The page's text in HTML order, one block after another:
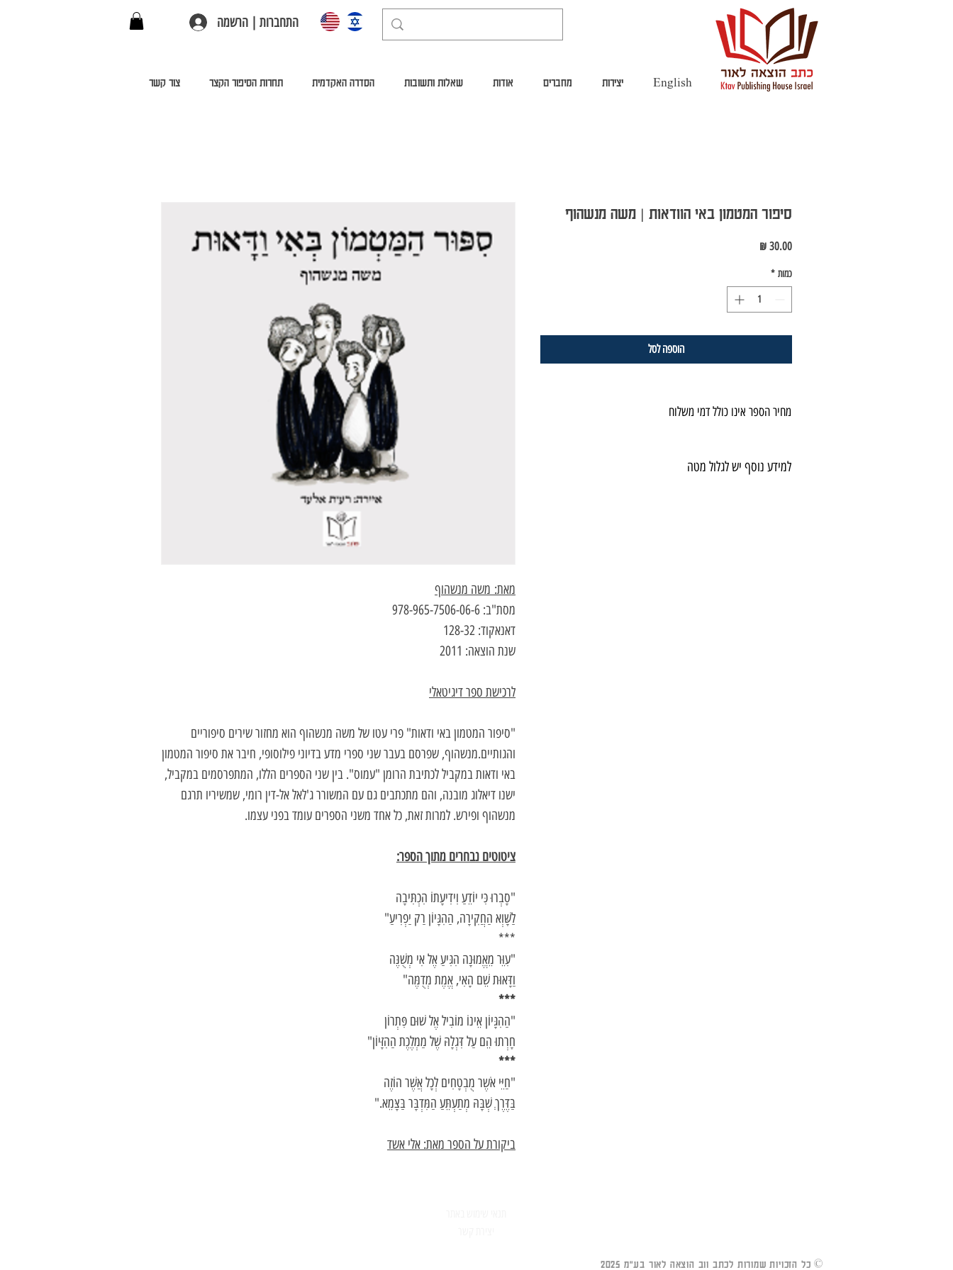
התחברות | הרשמה
English יצירות מחברים אודות שאלות ותשובות הסדרה האקדמית תחרות הסיפור הקצר צור קשר
מאת: משה מנשהוף
מסת"ב: 978-965-7506-06-6
דאנאקוד: 128-32
שנת הוצאה: 2011
לרכישת ספר דיגיטאלי
"סיפור המטמון באי ודאות" פרי עטו של משה מנשהוף הוא מחזור שירים סיפוריים
והגותיים.מנשהוף, שפרסם בעבר שני ספרי מדע בדיוני פילוסופי, חיבר את סיפור המטמון
באי ודאות במקביל לכתיבת הרומן "עמוס". בין שני הספרים הללו, המתפרסמים במקביל,
ישנו דיאלוג מובנה, והם מתכתבים גם עם המשורר ג'לאל אל-דין רומי, שמשיריו תרגם
מנשהוף ופירש. למרות זאת, כל אחד משני הספרים עומד בפני עצמו.
ציטוטים נבחרים מתוך הספר:
"סָבְרוּ כִּי יוֹדֵעַ וִידִיעָתוֹ הִכְתִּיבָה
לַשָּׁוְא הַחֲקִירָה, הַהִגָּיוֹן רַק יַפְרִיעַ"
***
"עִוֵּר מֵאֱמוּנָה הִגִּיעַ אֶל אִי מְשֻׁנֶּה
וַדָּאוּת שֵׁם הָאִי, אֱמֶת מְדֻמֶּה"
***
"הַהִגָּיוֹן אֵינוֹ מוֹבִיל אֶל שׁוּם פִּתְרוֹן
חָרְתוּ הֵם עַל דִּגְלָהּ שֶׁל מַמְלֶכֶת הַהִזָּיוֹן"
***
"חַיֵּי אֹשֶר מֻבְטָחִים לְכָל אֲשֶׁר הוֹזֶה
בַּדֶּרֶךְ שְׁבָּהּ מְתַעְתֵּעַ הַמִּדְבָּר בַּצָּמֵא."
ביקורת על הספר מאת: אלי אשד
סיפור המטמון באי הוודאות | משה מנשהוף
כמות *
הוספה לסל
מחיר הספר אינו כולל דמי משלוח
למידע נוסף יש לגלול מטה
© כל הזכויות שמורות לכתב ווב הוצאה לאור בע"מ 2025